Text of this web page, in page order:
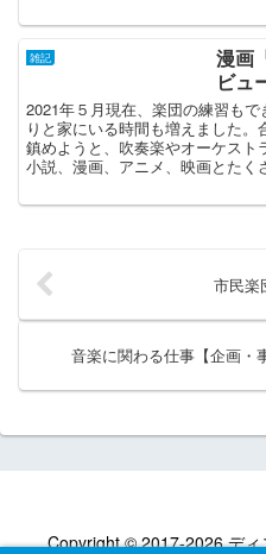
雑記
漫画
ビュ
2021年５月現在、楽団の練習も
りと家にいる時間も増えました
鎮めようと、吹奏楽やオーケスト
小説、漫画、アニメ、映画とたく
市民楽
音楽に関わる仕事【企画・
Copyright © 2017-2026 ディ